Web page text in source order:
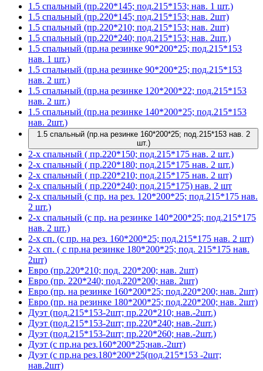
1.5 спальный (пр.220*145; под.215*153; нав. 1 шт.)
1.5 спальный (пр.220*145; под.215*153; нав. 2шт)
1.5 спальный (пр.220*210; под.215*153; нав. 2шт)
1.5 спальный (пр.220*240; под.215*153; нав. 2шт.)
1.5 спальный (пр.на резинке 90*200*25; под.215*153
нав. 1 шт.)
1.5 спальный (пр.на резинке 90*200*25; под.215*153
нав. 2 шт.)
1.5 спальный (пр.на резинке 120*200*22; под.215*153
нав. 2 шт.)
1.5 спальный (пр.на резинке 140*200*25; под.215*153
нав. 2шт.)
1.5 спальный (пр.на резинке 160*200*25; под.215*153 нав. 2
шт.)
2-х спальный ( пр.220*150; под.215*175 нав. 2 шт.)
2-х спальный ( пр.220*180; под.215*175 нав. 2 шт.)
2-х спальный ( пр.220*210; под.215*175 нав. 2 шт)
2-х спальный ( пр.220*240; под.215*175) нав. 2 шт
2-х спальный (с пр. на рез. 120*200*25; под.215*175 нав.
2 шт.)
2-х спальный (с пр. на резинке 140*200*25; под.215*175
нав. 2 шт.)
2-х сп. (с пр. на рез. 160*200*25; под.215*175 нав. 2 шт)
2-х сп. ( с пр.на резинке 180*200*25; под. 215*175 нав.
2шт)
Евро (пр.220*210; под. 220*200; нав. 2шт)
Евро (пр. 220*240; под.220*200; нав. 2шт)
Евро (пр. на резинке 160*200*25; под.220*200; нав. 2шт)
Евро (пр. на резинке 180*200*25; под.220*200; нав. 2шт)
Дуэт (под.215*153-2шт; пр.220*210; нав.-2шт.)
Дуэт (под.215*153-2шт; пр.220*240; нав.-2шт.)
Дуэт (под.215*153-2шт; пр.220*260; нав.-2шт.)
Дуэт (с пр.на рез.160*200*25;нав.-2шт)
Дуэт (с пр.на рез.180*200*25(под.215*153 -2шт;
нав.2шт)